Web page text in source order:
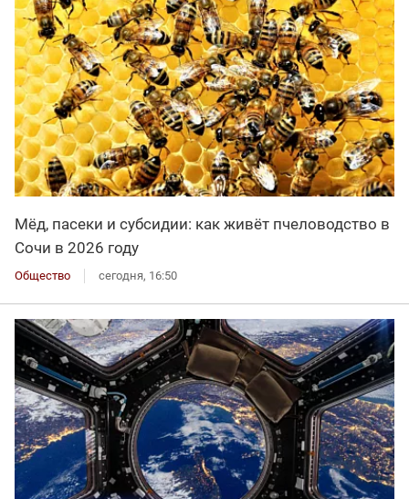
Мёд, пасеки и субсидии: как живёт пчеловодство в
Сочи в 2026 году
Общество сегодня, 16:50